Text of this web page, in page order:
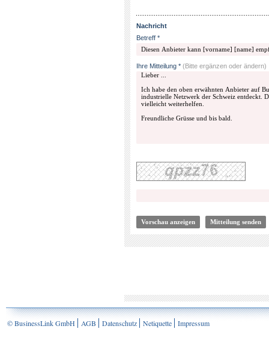
Nachricht
Betreff *
Ihre Mitteilung * (Bitte ergänzen oder ändern)
© BusinessLink GmbH AGB Datenschutz Netiquette Impressum